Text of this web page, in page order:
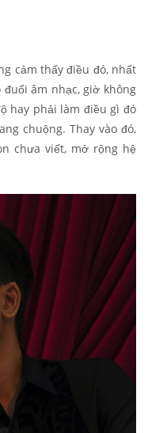
cảm thấy điều đó, nhất
âm nhạc, giờ không
hay phải làm điều gì đó
chuộng. Thay vào đó,
chưa viết, mở rộng hệ